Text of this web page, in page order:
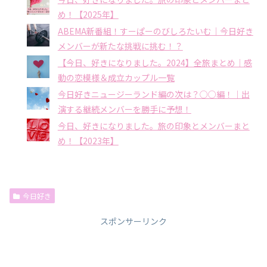
め！【2025年】
ABEMA新番組！すーぱーのびしろたいむ｜今日好き
メンバーが新たな挑戦に挑む！？
【今日、好きになりました。2024】全旅まとめ｜感
動の恋模様＆成立カップル一覧
今日好きニュージーランド編の次は？○○編！｜出
演する継続メンバーを勝手に予想！
今日、好きになりました。旅の印象とメンバーまと
め！【2023年】
今日好き
スポンサーリンク